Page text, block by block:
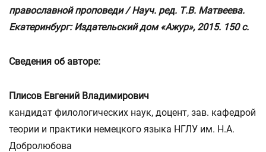
православной проповеди / Науч. ред. Т.В. Матвеева.
Екатеринбург: Издательский дом «Ажур», 2015. 150 с.
Сведения об авторе:
Плисов Евгений Владимирович
кандидат филологических наук, доцент, зав. кафедрой
теории и практики немецкого языка НГЛУ им. Н.А.
Добролюбова